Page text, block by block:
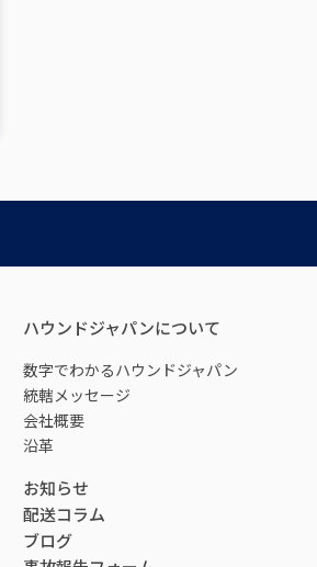
ハウンドジャパンについて
数字でわかるハウンドジャパン
統轄メッセージ
会社概要
沿革
お知らせ
配送コラム
ブログ